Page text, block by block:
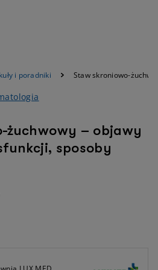
i poradniki Staw skroniowo-
żuchwowy – objawy
sposoby